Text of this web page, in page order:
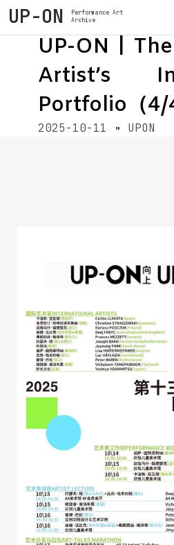
UP-ON
Performance Art
Archive
UP-ON |
Artist’s
Portfolio（4/
2025-10-11 UPON